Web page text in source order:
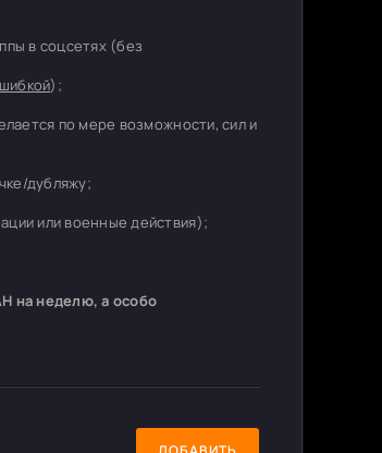
в соцсетях (без
);
по мере возможности, сил и
дубляжу;
или военные действия);
на неделю, а особо